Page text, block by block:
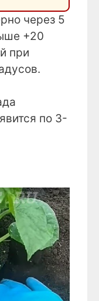
через 5
+20
при
по 3-